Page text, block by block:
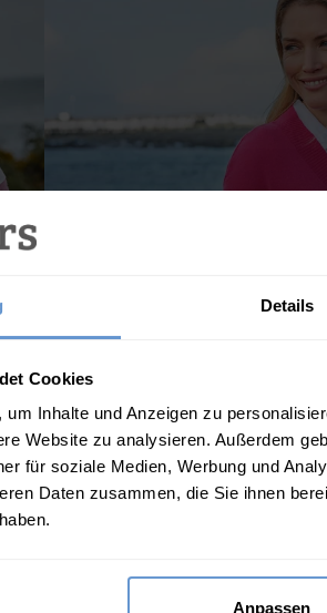
Details
Cookies
Inhalte und Anzeigen zu
Website zu analysieren. Außerdem
für soziale Medien, Werbung und
Daten zusammen, die Sie ihnen
Anpassen